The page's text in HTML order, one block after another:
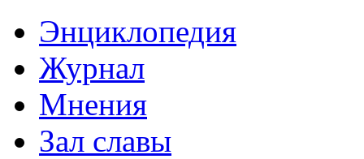
Энциклопедия
Журнал
Мнения
Зал славы